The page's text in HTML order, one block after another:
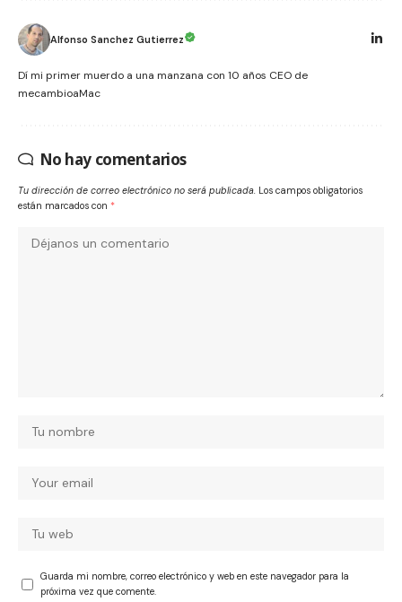
Alfonso Sanchez Gutierrez
Dí mi primer muerdo a una manzana con 10 años CEO de
mecambioaMac
No hay comentarios
Tu dirección de correo electrónico no será publicada. Los campos obligatorios
están marcados con *
Guarda mi nombre, correo electrónico y web en este navegador para la
próxima vez que comente.